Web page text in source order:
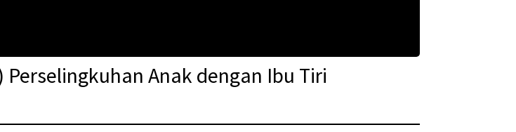
Anak dengan Ibu Tiri